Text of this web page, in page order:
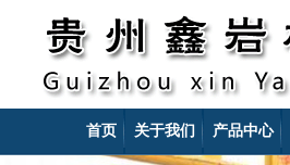
首页 关于我们 产品中心